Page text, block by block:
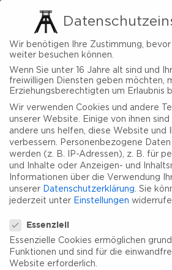
Wir benötigen Ihre Zustimmung,
weiter besuchen können.
Wenn Sie unter 16 Jahre alt sind und
freiwilligen Diensten geben möchten,
Erziehungsberechtigten um Erlaubnis
Wir verwenden Cookies und andere
unserer Website. Einige von ihnen sind
andere uns helfen, diese Website und
verbessern.
Personenbezogene
werden (z. B. IP-Adressen), z. B. für
und Inhalte oder Anzeigen- und
Informationen über die Verwendung
unserer
Datenschutzerklärung Sie
jederzeit unter Einstellungen
Essenziell
Essenzielle Cookies ermöglichen
Funktionen und sind für die
Website erforderlich.